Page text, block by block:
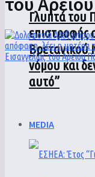
Γλυπτά του
επιστροφής
Βρετανικού
νόμου και
αυτό”
MEDIA